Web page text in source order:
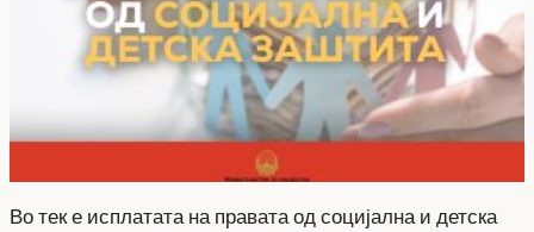
Во тек е исплатата на правата од социјална и детска